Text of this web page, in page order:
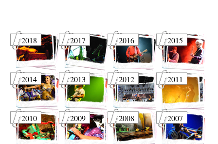
2018 2017 2016 2015
2014 2013 2012 2011
2010 2009 2008 2007